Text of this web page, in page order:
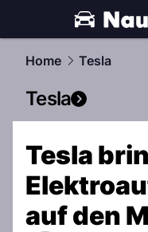
automobile.
Home Tesla
Tesla
Tesla
auf den